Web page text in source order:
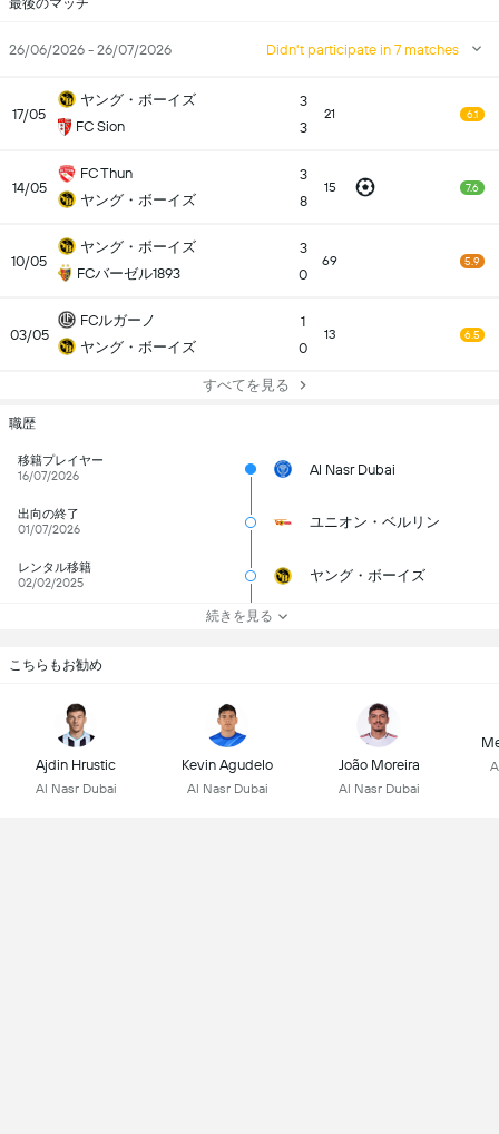
26/06/2026 - 26/07/2026 Didn't participate in 7 matches
17/05
ヤング・ボーイズ
FC Sion
3
3
21 6.1
14/05
FC Thun
ヤング・ボーイズ
3
8
15 7.6
10/05
ヤング・ボーイズ
FCバーゼル1893
3
0
69 5.9
03/05
FCルガーノ
ヤング・ボーイズ
1
0
13 6.5
すべてを見る
職歴
移籍プレイヤー
16/07/2026
Al Nasr Dubai
出向の終了
01/07/2026
ユニオン・ベルリン
レンタル移籍
02/02/2025
ヤング・ボーイズ
続きを見る
こちらもお勧め
Ajdin Hrustic
Al Nasr Dubai
Kevin Agudelo
Al Nasr Dubai
João Moreira
Al Nasr Dubai